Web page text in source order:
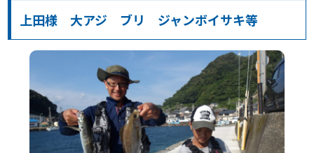
上田様 大アジ ブリ ジャンボイサキ等